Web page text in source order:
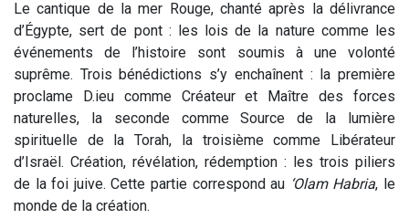
Le cantique de la mer Rouge, chanté après la délivrance
d’Égypte, sert de pont : les lois de la nature comme les
événements de l’histoire sont soumis à une volonté
suprême. Trois bénédictions s’y enchaînent : la première
proclame D.ieu comme Créateur et Maître des forces
naturelles, la seconde comme Source de la lumière
spirituelle de la Torah, la troisième comme Libérateur
d’Israël. Création, révélation, rédemption : les trois piliers
de la foi juive. Cette partie correspond au ‘Olam Habria, le
monde de la création.